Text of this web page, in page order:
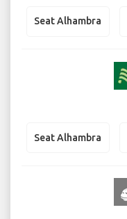
Seat Alhambra
Seat Alhambra